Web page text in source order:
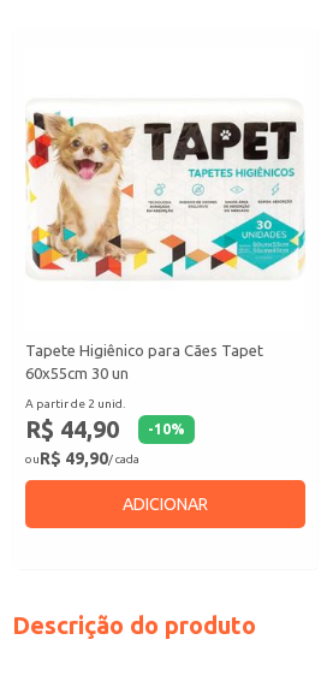
Tapete Higiênico para Cães Tapet
60x55cm 30 un
A partir de 2 unid.
R$ 44,90 -10%
ouR$ 49,90/ cada
ADICIONAR
Descrição do produto